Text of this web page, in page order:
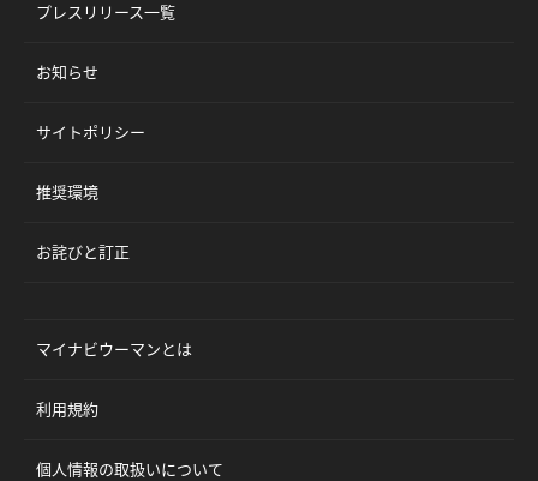
プレスリリース一覧
お知らせ
サイトポリシー
推奨環境
お詫びと訂正
マイナビウーマンとは
利用規約
個人情報の取扱いについて